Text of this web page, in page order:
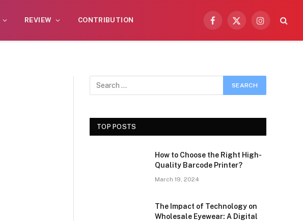
REVIEW CONTRIBUTION
Facebook
X
Instagram
TOP POSTS
How to Choose the Right High-
Quality Barcode Printer?
March 19, 2024
The Impact of Technology on
Wholesale Eyewear: A Digital